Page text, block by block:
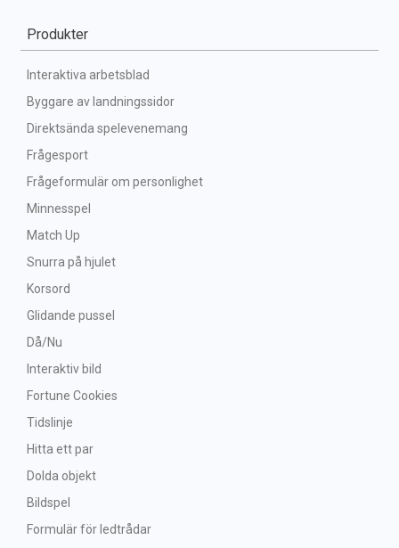
Produkter
Interaktiva arbetsblad
Byggare av landningssidor
Direktsända spelevenemang
Frågesport
Frågeformulär om personlighet
Minnesspel
Match Up
Snurra på hjulet
Korsord
Glidande pussel
Då/Nu
Interaktiv bild
Fortune Cookies
Tidslinje
Hitta ett par
Dolda objekt
Bildspel
Formulär för ledtrådar